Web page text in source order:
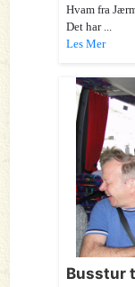
Hvam fra
Det har ...
Les Mer
Busstur